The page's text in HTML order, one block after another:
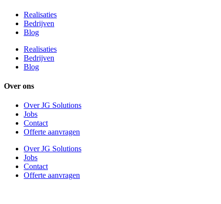
Realisaties
Bedrijven
Blog
Realisaties
Bedrijven
Blog
Over ons
Over JG Solutions
Jobs
Contact
Offerte aanvragen
Over JG Solutions
Jobs
Contact
Offerte aanvragen